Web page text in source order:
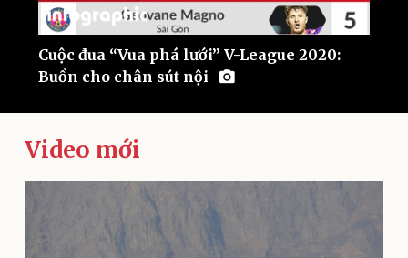
Thế giới
Quan sát
Cuộc sống đó đây
Hồ sơ
Multimedia
Video
Ảnh
E-Magazine
Cuộc đua “Vua phá lưới” V-League 2020:
Buồn cho chân sút nội
Video mới